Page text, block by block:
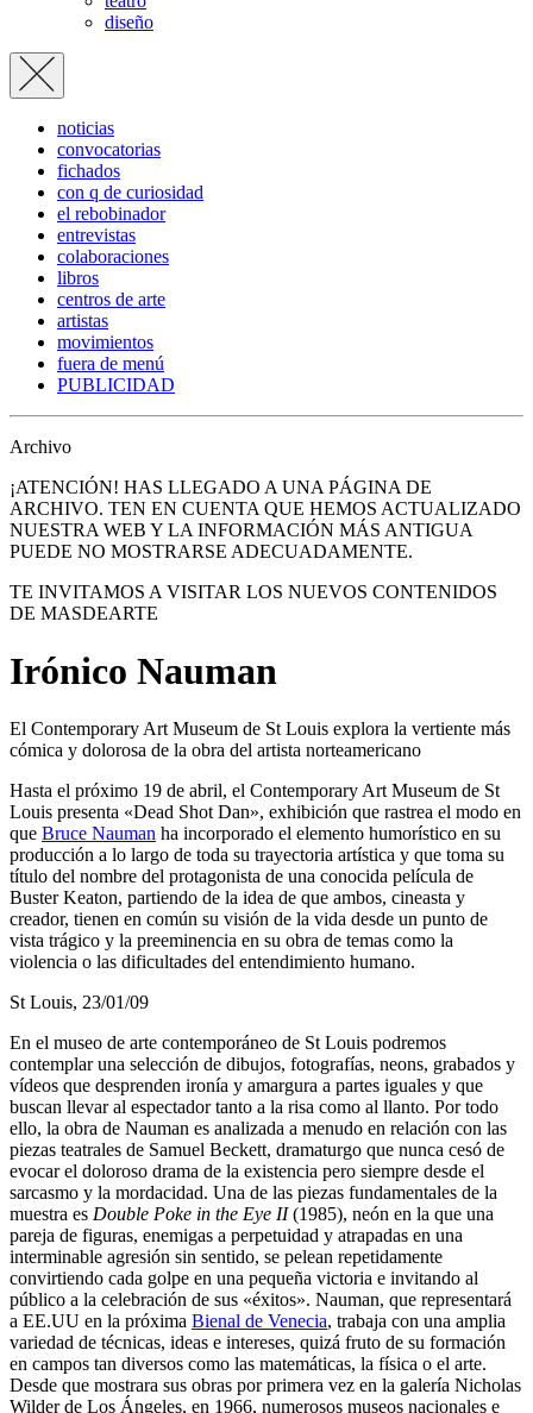
diseño
noticias
convocatorias
fichados
con q de curiosidad
el rebobinador
entrevistas
colaboraciones
libros
centros de arte
artistas
movimientos
fuera de menú
PUBLICIDAD
Archivo
¡ATENCIÓN! HAS LLEGADO A UNA PÁGINA DE
ARCHIVO. TEN EN CUENTA QUE HEMOS ACTUALIZADO
NUESTRA WEB Y LA INFORMACIÓN MÁS ANTIGUA
PUEDE NO MOSTRARSE ADECUADAMENTE.
TE INVITAMOS A VISITAR LOS NUEVOS CONTENIDOS
DE MASDEARTE
Irónico Nauman
El Contemporary Art Museum de St Louis explora la vertiente más
cómica y dolorosa de la obra del artista norteamericano
Hasta el próximo 19 de abril, el Contemporary Art Museum de St
Louis presenta «Dead Shot Dan», exhibición que rastrea el modo en
que Bruce Nauman ha incorporado el elemento humorístico en su
producción a lo largo de toda su trayectoria artística y que toma su
título del nombre del protagonista de una conocida película de
Buster Keaton, partiendo de la idea de que ambos, cineasta y
creador, tienen en común su visión de la vida desde un punto de
vista trágico y la preeminencia en su obra de temas como la
violencia o las dificultades del entendimiento humano.
St Louis, 23/01/09
En el museo de arte contemporáneo de St Louis podremos
contemplar una selección de dibujos, fotografías, neons, grabados y
vídeos que desprenden ironía y amargura a partes iguales y que
buscan llevar al espectador tanto a la risa como al llanto. Por todo
ello, la obra de Nauman es analizada a menudo en relación con las
piezas teatrales de Samuel Beckett, dramaturgo que nunca cesó de
evocar el doloroso drama de la existencia pero siempre desde el
sarcasmo y la mordacidad. Una de las piezas fundamentales de la
muestra es Double Poke in the Eye II(1985), neón en la que una
pareja de figuras, enemigas a perpetuidad y atrapadas en una
interminable agresión sin sentido, se pelean repetidamente
convirtiendo cada golpe en una pequeña victoria e invitando al
público a la celebración de sus «éxitos». Nauman, que representará
a EE.UU en la próxima Bienal de Venecia, trabaja con una amplia
variedad de técnicas, ideas e intereses, quizá fruto de su formación
en campos tan diversos como las matemáticas, la física o el arte.
Desde que mostrara sus obras por primera vez en la galería Nicholas
Wilder de Los Ángeles, en 1966, numerosos museos nacionales e